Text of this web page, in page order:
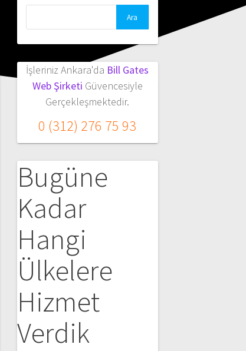
İşleriniz Ankara'da Bill Gates
Web Şirketi Güvencesiyle
Gerçekleşmektedir.
0 (312) 276 75 93
Bugüne
Kadar
Hangi
Ülkelere
Hizmet
Verdik